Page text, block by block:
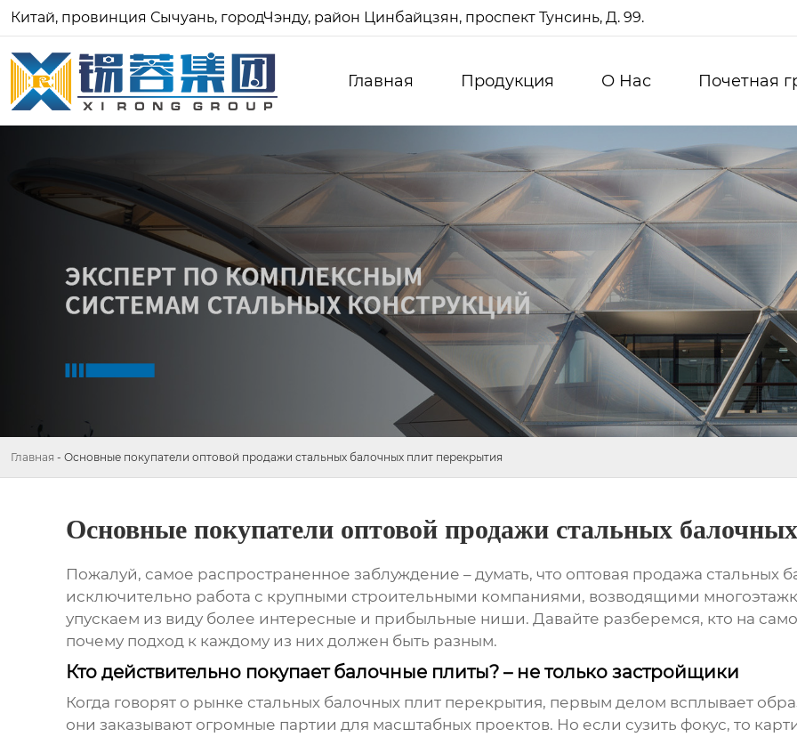
Китай, провинция Сычуань, городЧэнду, район Цинбайцзян, проспект Тунсинь, Д. 99.
Главная Продукция О Нас Почетная
Главная - Основные покупатели оптовой продажи стальных балочных плит перекрытия
Основные покупатели оптовой продажи стальных
Пожалуй, самое распространенное заблуждение – думать, что оптовая продажа стальных
исключительно работа с крупными строительными компаниями, возводящими
упускаем из виду более интересные и прибыльные ниши. Давайте разберемся, кто на
почему подход к каждому из них должен быть разным.
Кто действительно покупает балочные плиты? – не только застройщики
Когда говорят о рынке стальных балочных плит перекрытия, первым делом всплывает
они заказывают огромные партии для масштабных проектов. Но если сузить фокус, то